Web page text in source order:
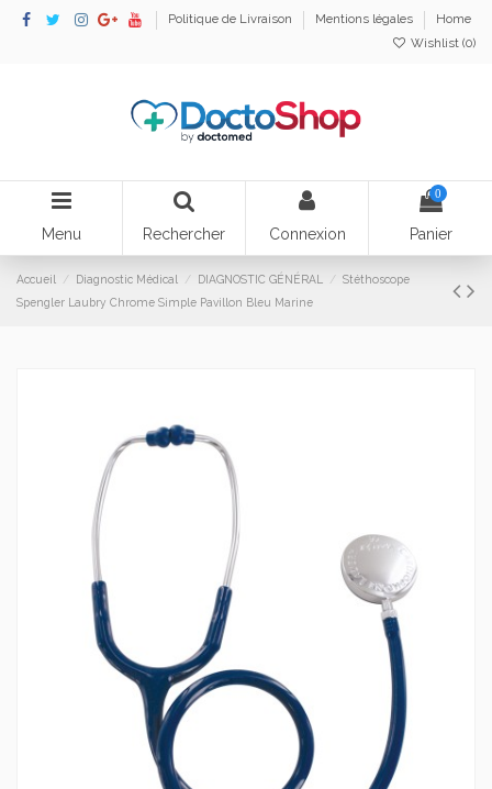
Politique de Livraison Mentions légales
Home
Wishlist (0)
Menu Rechercher Connexion
0
Panier
Accueil Diagnostic Médical DIAGNOSTIC GÉNÉRAL
Stéthoscope
Spengler Laubry Chrome Simple Pavillon Bleu Marine